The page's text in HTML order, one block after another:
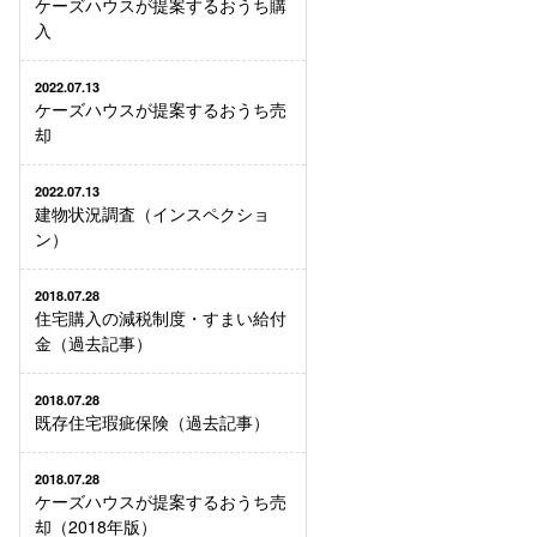
ケーズハウスが提案するおうち購
入
2022.07.13
ケーズハウスが提案するおうち売
却
2022.07.13
建物状況調査（インスペクショ
ン）
2018.07.28
住宅購入の減税制度・すまい給付
金（過去記事）
2018.07.28
既存住宅瑕疵保険（過去記事）
2018.07.28
ケーズハウスが提案するおうち売
却（2018年版）